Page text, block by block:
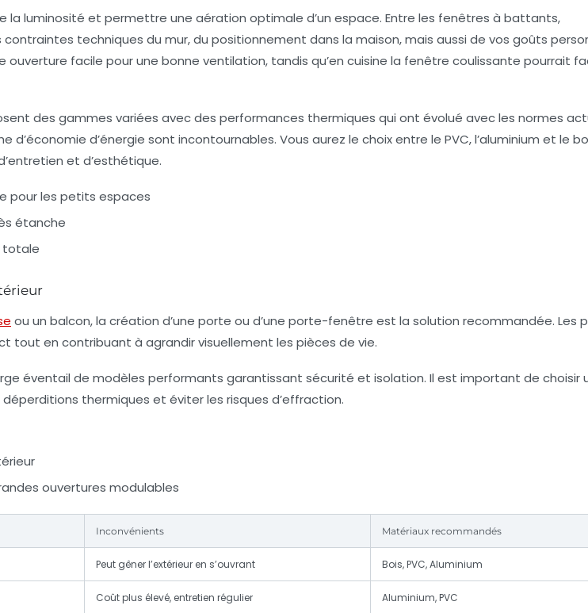
luminosité et permettre une aération optimale d’un espace. Entre les fenêtres à battants,
techniques du mur, du positionnement dans la maison, mais aussi de vos goûts
facile pour une bonne ventilation, tandis qu’en cuisine la fenêtre coulissante pourrait
des gammes variées avec des performances thermiques qui ont évolué avec les normes
d’économie d’énergie sont incontournables. Vous aurez le choix entre le PVC, l’aluminium et le
et d’esthétique.
pour les petits espaces
étanche
totale
ou un balcon, la création d’une porte ou d’une porte-fenêtre est la solution recommandée. Les
en contribuant à agrandir visuellement les pièces de vie.
éventail de modèles performants garantissant sécurité et isolation. Il est important de choisir
thermiques et éviter les risques d’effraction.
ouvertures modulables
Inconvénients Matériaux recommandés
Peut gêner l’extérieur en s’ouvrant Bois, PVC, Aluminium
Coût plus élevé, entretien régulier Aluminium, PVC